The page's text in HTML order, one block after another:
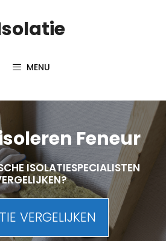
MENU
Feneur
ISOLATIESPECIALISTEN
VERGELIJKEN